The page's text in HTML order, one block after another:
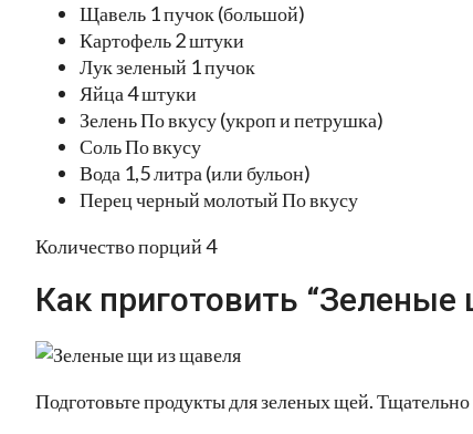
Щавель 1 пучок (большой)
Картофель 2 штуки
Лук зеленый 1 пучок
Яйца 4 штуки
Зелень По вкусу (укроп и петрушка)
Соль По вкусу
Вода 1,5 литра (или бульон)
Перец черный молотый По вкусу
Количество порций 4
Как приготовить
Подготовьте продукты для зеленых щей.